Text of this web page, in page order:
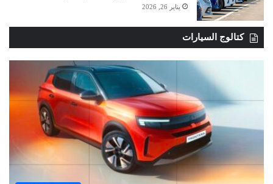
يناير 26, 2026
كتالوج السيارات